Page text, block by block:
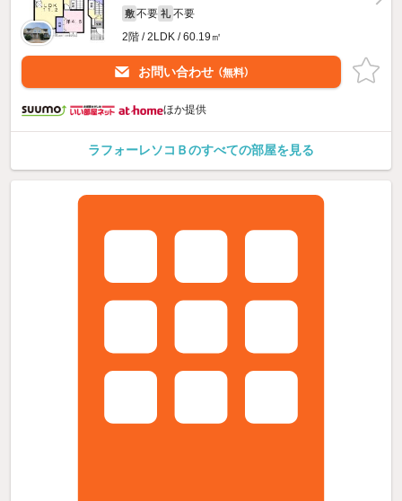
敷 不要 礼 不要
2階 / 2LDK / 60.19㎡
お問い合わせ （無料）
ほか提供
ラフォーレソコＢのすべての部屋を見る